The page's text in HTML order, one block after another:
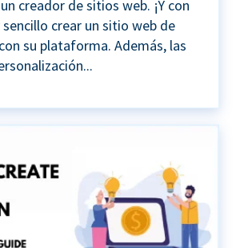
creador de sitios web. ¡Y con
crear un sitio web de
su plataforma. Además, las